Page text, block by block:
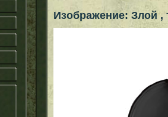
Изображение: Злой